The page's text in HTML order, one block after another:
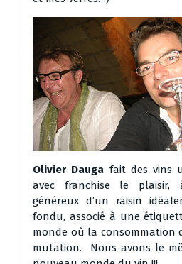
Olivier Dauga fait des vins
avec franchise le
généreux d’un raisin
fondu, associé à une
monde où la consommation
mutation. Nous avons le